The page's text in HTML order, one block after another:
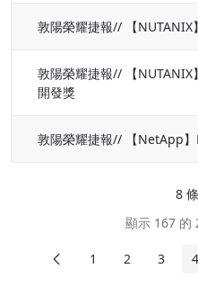
敦陽榮耀捷報// 【NUTANIX
敦陽榮耀捷報// 【NUTANIX
開發獎
敦陽榮耀捷報// 【NetApp
8
顯示 167 的
前頁 頁面
1 頁面
2 頁面
3 4